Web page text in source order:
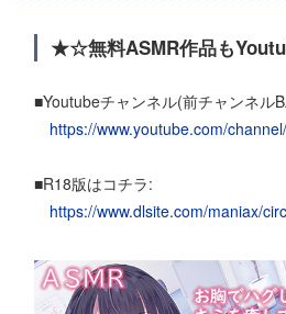
★☆無料ASMR作品も
■Youtubeチャンネル(前チャンネル
https://www.youtube.com/
■R18版はコチラ:
https://www.dlsite.com/maniax/